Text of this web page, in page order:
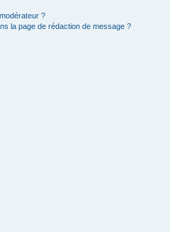
?
la page de rédaction de message ?